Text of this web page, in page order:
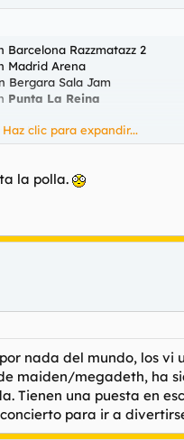
Barcelona Razzmatazz 2
Madrid Arena
Bergara Sala Jam
Punta La Reina
:pla
lo perdería por nada del
Haz clic para expandir...
la polla.
nada del mundo, los vi
maiden/megadeth, ha
Tienen una puesta en
para ir a